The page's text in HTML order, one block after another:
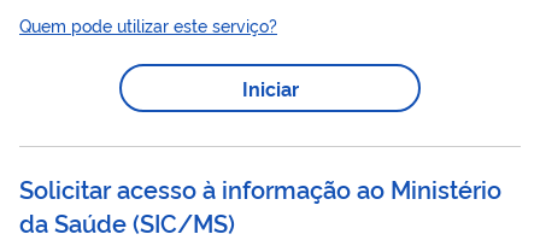
pela prestação da Atenção Primária à
comunidades ribeirinhas de difícil acesso, cujo deslocamento
ocorre predominantemente por via fluvial. As eSFR atuam em
Unidades Básicas deSaúde(UBS) localizadas em áreas
Quem pode utilizar este serviço?
Iniciar
Solicitar acesso à informação ao Ministério
da Saúde(SIC/MS)